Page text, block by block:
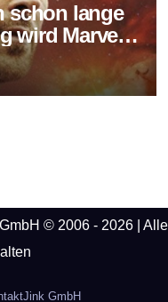
schon lange
wird Marvels
© 2006 - 2026 | Alle
Jink GmbH